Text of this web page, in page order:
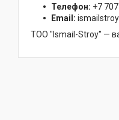
Телефон: +7
Email:
ТОО "Ismail-Stroy" —